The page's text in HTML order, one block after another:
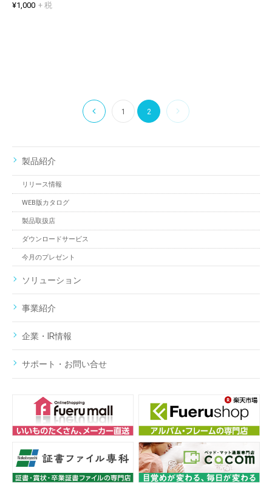
¥1,000 + 税
1 2
製品紹介
リリース情報
WEB版カタログ
製品取扱店
ダウンロードサービス
今月のプレゼント
ソリューション
事業紹介
企業・IR情報
サポート・お問い合せ